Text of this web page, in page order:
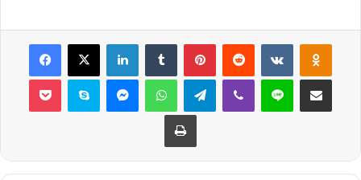
Facebook
X LinkedInTumblr PinterestReddit VKontakte
Pocket Skype MessengerWhatsAppTelegramViber Line E-Posta ile
Yazdır